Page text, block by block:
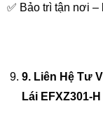
✅ Bảo trì tận nơi –
9. Liên Hệ Tư
Lái EFXZ301-H